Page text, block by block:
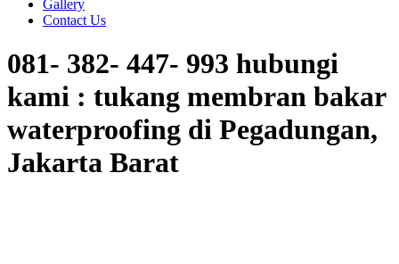
Gallery
Contact Us
081- 382- 447- 993 hubungi
kami : tukang membran bakar
waterproofing di Pegadungan,
Jakarta Barat